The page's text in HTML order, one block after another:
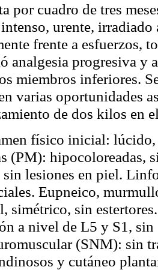
por cuadro de tres
urente,
frente a esfuerzos,
analgesia progresiva y
miembros inferiores.
varias oportunidades
de dos kilos en
físico inicial:
(PM): hipocoloreadas,
lesiones en piel.
Eupneico,
simétrico, sin
a nivel de L5 y S1,
(SNM): sin
y cutáneo